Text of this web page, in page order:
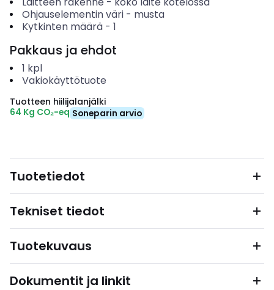
Ohjauselementin väri- musta
Kytkinten määrä- 1
Pakkaus ja ehdot
1 kpl
Vakiokäyttötuote
Tuotteen hiilijalanjälki
64 Kg CO₂-eq Soneparin arvio
Tuotetiedot
Tekniset tiedot
Tuotekuvaus
Dokumentit ja linkit